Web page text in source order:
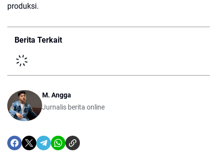
produksi.
Berita Terkait
M. Angga
Jurnalis berita online